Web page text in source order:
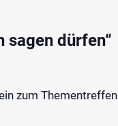
sagen dürfen“
zum Thementreffen